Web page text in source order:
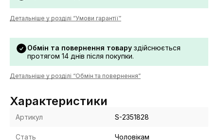
Детальніше у розділі “Умови гарантії”
Обмін та повернення товару здійснюється
протягом 14 днів після покупки.
Детальніше у розділі “Обмін та повернення”
Характеристики
Артикул S-2351828
Стать Чоловікам